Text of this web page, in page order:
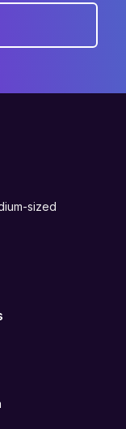
sized